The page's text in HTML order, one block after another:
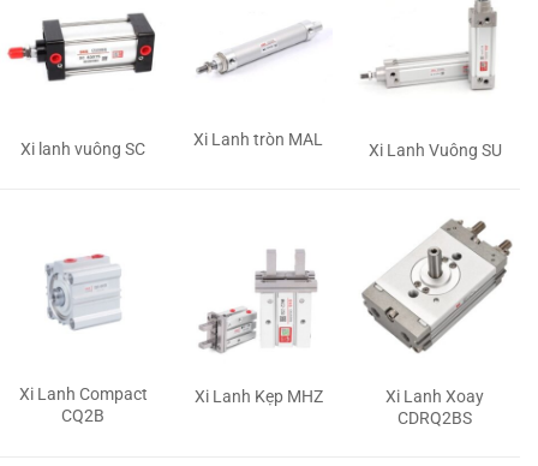
Xi lanh vuông SC Xi Lanh tròn MAL
Xi Lanh Vuông SU
Xi Lanh Compact
CQ2B
Xi Lanh Kẹp MHZ
Xi Lanh Xoay
CDRQ2BS